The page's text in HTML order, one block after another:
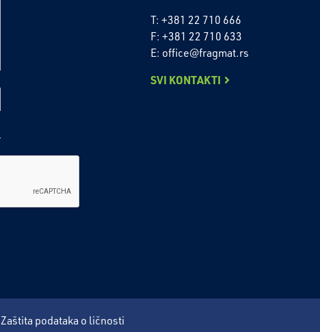
T: +381 22 710 666
F: +381 22 710 633
E: office@fragmat.rs
SVI KONTAKTI
Zaštita podataka o ličnosti